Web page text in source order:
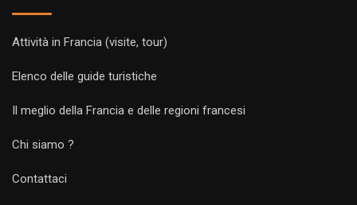
Attività in Francia (visite, tour)
Elenco delle guide turistiche
Il meglio della Francia e delle regioni francesi
Chi siamo ?
Contattaci